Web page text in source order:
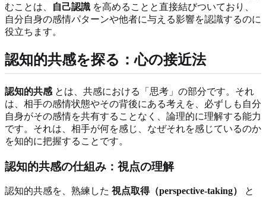
むことは、
自己認識 を高めることと直接結びついており、
自分自身の感情パターンや他者に与える影響を認識するのに
役立ちます。
認知的共感を探る：心の接近法
認知的共感 とは、共感における「思考」の部分です。それ
は、相手の感情状態やその背後にある考えを、必ずしも自分
自身がその感情を共有することなく、論理的に理解する能力
です。それは、相手が何を感じ、なぜそれを感じているのか
を知的に把握することです。
認知的共感の仕組み：視点の理解
認知的共感を、熟練した 視点取得（perspective-taking）
と